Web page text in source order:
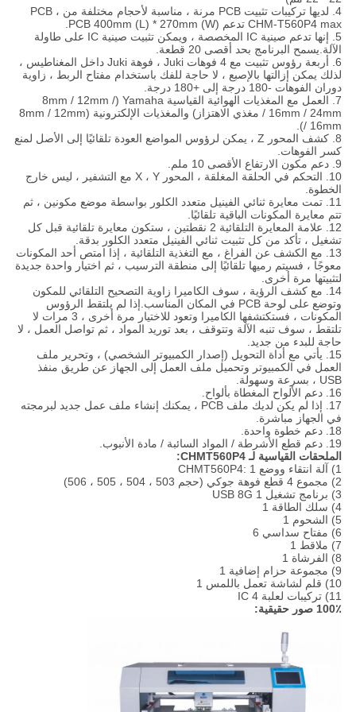
4. لديها تركيبات تثبيت PCB مرنة ، مناسبة لأحجام مختلفة من PCB ،
CHM-T560P4 max تدعم PCB 400mm (L) * 270mm (W).
5. إنها تدعم صينية IC المخصصة ، ويمكن تثبيت صينية IC على طاولة
الآلة.يسمح البرنامج بحد أقصى 20 قطعة.
6. أربعة رؤوس تثبيت مع 4 فوهات Juki ، فوهة Juki داخل المغناطيس ،
لذلك يمكن إزالتها بالإصبع ، لا حاجة للفك باستخدام مفتاح الربط ، زاوية
دوران الفوهات -180 درجة إلى +180 درجة.
7. العمل مع المغذيات الهوائية القياسية Yamaha (8mm / 12mm /
16mm / 24mm / مغذي الاهتزاز) والمغذيات الإلكترونية (8mm / 12mm
/ 16mm).
8. كشف المحور Z ، يمكن لرؤوس المواضع العودة تلقائيًا إلى الأصل لمنع
كسر الفوهات.
9. دعم مكون الارتفاع الأقصى 10 ملم.
10. التحكم في الحلقة المغلقة ، المحور X ، Y مع التشفير ، ليس خارج
الخطوة.
11. تمت معايرة ثنائي الفينيل متعدد الكلور بواسطة موضع مكونين ، ثم
تتم معايرة المكونات الباقية تلقائيًا.
12. علامة المعايرة التلقائية 2 نقطتين ، ستكون معايرة تلقائية قبل كل
تشغيل ، تأكد من كل تثبيت ثنائي الفينيل متعدد الكلور بدقة.
13. مع الكشف عن الفراغ ، مع التغذية التلقائية ، إذا امتص أحد المكونات
معوجًا ، فسيتم رميها تلقائيًا إلى منطقة الترسيب ، ثم اختيار واحدة جديدة
لتثبيتها مرة أخرى.
14. مع كشف الرؤية ، سوف الكاميرا زاوية التصحيح التلقائي للمكون
وتوضع على لوحة PCB في المكان المناسب.إذا لم يلتقط الرؤوس
المكونات ، فستكتشفها الكاميرا وتعود للاختيار مرة أخرى ، 3 مرات لا
تلتقط ، سوف تنبه الآلة وتتوقف ، بعد توريد المواد ، ثم تواصل العمل ، لا
حاجة للبدء من جديد.
15. يأتي مع أداة التحويل (إصدار الكمبيوتر الشخصي) ، وتحرير ملف
العمل في الكمبيوتر وتحميل ملف العمل إلى الجهاز عن طريق منفذ
USB ، بسرعة وسهولة.
16. دعم الألواح المغطاة بألواح.
17. إذا لم يكن لديك ملف PCB ، يمكنك إنشاء ملف عمل جديد لبرمجته
في الجهاز مباشرة.
18. دعم خطوة واحدة.
19. دعم قطع الأشرطة / المواد السائبة / مادة الأنبوب.
الملحقات القياسية لـ CHMT560P4:
1) آلة انتقاء ووضع CHMT560P4: 1
2) مجموع 4 قطع فوهة جوكي (حجم 503 ، 504 ، 505 ، 506)
3) برنامج تشغيل USB 8G 1
4) سلك الطاقة 1
5) الشحوم 1
6) مفتاح سداسي 6
7) ملاقط 1
8) الفرشاة 1
9) مجموعة حزام إضافية 1
10) قلم لشاشة تعمل باللمس 1
11) تركيبات لعلبة IC 4
100٪ صور حقيقية: